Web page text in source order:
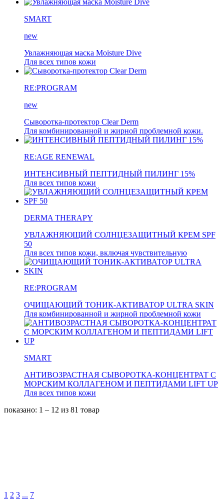
SMART
new
Увлажняющая маска Moisture Dive
Для всех типов кожи
RE:PROGRAM
new
Сыворотка-протектор Clear Derm
Для комбинированной и жирной проблемной кожи.
RE:AGE RENEWAL
ИНТЕНСИВНЫЙ ПЕПТИДНЫЙ ПИЛИНГ 15%
Для всех типов кожи
DERMA THERAPY
УВЛАЖНЯЮЩИЙ СОЛНЦЕЗАЩИТНЫЙ КРЕМ SPF
50
Для всех типов кожи, включая чувствительную
RE:PROGRAM
ОЧИЩАЮЩИЙ ТОНИК-АКТИВАТОР ULTRA SKIN
Для комбинированной и жирной проблемной кожи
SMART
АНТИВОЗРАСТНАЯ СЫВОРОТКА-КОНЦЕНТРАТ С
МОРСКИМ КОЛЛАГЕНОМ И ПЕПТИДАМИ LIFT UP
Для всех типов кожи
показано: 1 – 12 из 81 товар
1 2 3 ... 7